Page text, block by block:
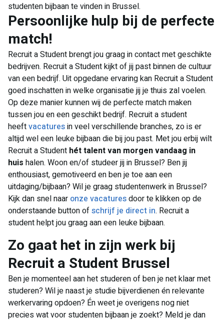
studenten bijbaan te vinden in Brussel.
Persoonlijke hulp bij de perfecte
match!
Recruit a Student brengt jou graag in contact met geschikte
bedrijven. Recruit a Student kijkt of jij past binnen de cultuur
van een bedrijf. Uit opgedane ervaring kan Recruit a Student
goed inschatten in welke organisatie jij je thuis zal voelen.
Op deze manier kunnen wij de perfecte match maken
tussen jou en een geschikt bedrijf. Recruit a student
heeftvacaturesin veel verschillende branches, zo is er
altijd wel een leuke bijbaan die bij jou past. Met jou erbij wilt
Recruit a Student hét talent van morgen vandaag in
huis halen. Woon en/of studeer jij in Brussel? Ben jij
enthousiast, gemotiveerd en ben je toe aan een
uitdaging/bijbaan? Wil je graag studentenwerk in Brussel?
Kijk dan snel naar onze vacaturesdoor te klikken op de
onderstaande button ofschrijf je direct in. Recruit a
student helpt jou graag aan een leuke bijbaan.
Zo gaat het in zijn werk bij
Recruit a Student Brussel
Ben je momenteel aan het studeren of ben je net klaar met
studeren? Wil je naast je studie bijverdienen én relevante
werkervaring opdoen? Én weet je overigens nog niet
precies wat voor studenten bijbaan je zoekt? Meld je dan